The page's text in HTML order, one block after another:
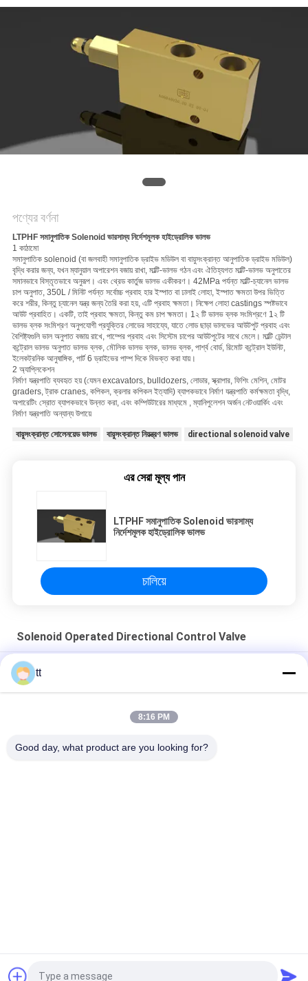
সাইট
পণ্যের বর্ণনা
LTPHF সমানুপাতিক Solenoid ভারসাম্য নির্দেশমূলক হাইড্রোলিক ভালভ
1 কাঠামো
সমানুপাতিক solenoid (বা জলবাহী সমানুপাতিক ড্রাইভ মডিউল বা বায়ুসংক্রান্ত আনুপাতিক ড্রাইভ মডিউল)
বৃদ্ধি করার জন্য, যখন ম্যানুয়াল অপারেশন বজায় রাখা, মাল্টি-ভালভ গঠন এবং ঐতিহ্যগত মাল্টি-ভালভ অনুপাতের
সমানভাবে বিস্তৃতভাবে অনুরূপ। এবং থ্রেড কার্তুজ ভালভ একীকরণ। 42MPa পর্যন্ত মাল্টি-চ্যানেল ভালভ
চাপ অনুপাত, 350L / মিনিট পর্যন্ত সর্বোচ্চ প্রবাহ হার ইস্পাত বা ঢালাই লোহা, ইস্পাত ক্ষমতা উপর ভিত্তি
করে শরীর, কিন্তু চ্যানেল যন্ত্র জন্য তৈরি করা হয়, এটি প্রবাহ ক্ষমতা। নিক্ষেপ লোহা castings স্পষ্টভাবে
আউট প্রবাহিত। একটি, তাই প্রবাহ ক্ষমতা, কিন্তু কম চাপ ক্ষমতা। 1২ টি ভালভ ব্লক সংমিশ্রণে 1২ টি
ভালভ ব্লক সংমিশ্রণ অনুপযোগী প্রযুক্তির লোডের সাহায্যে, যাতে লোড ছাড়া ভালভের আউটপুট প্রবাহ এবং
বৈশিষ্ট্যগুলি ভাল অনুপাত বজায় রাখে, পাম্পের প্রবাহ এবং সিস্টেম চাপের আউটপুটের সাথে মেলে। মাল্টি ডেন্টাল
কন্ট্রোল ভালভ অনুপাত ভালভ ব্লক, মৌলিক ভালভ ব্লক, ভালভ ব্লক, পার্শ্ব বোর্ড, রিমোট কন্ট্রোল ইউনিট,
ইলেকট্রনিক আনুষাঙ্গিক, পার্ট 6 ড্রাইভের পাম্প দিকে বিভক্ত করা যায়।
2 অ্যাপ্লিকেশন
নির্মাণ যন্ত্রপাতি ব্যবহৃত হয় (যেমন excavators, bulldozers, লোডার, স্ক্রাপার, ফিশিং মেশিন, মোটর
graders, ট্রাক cranes, কপিকল, ক্রলার কপিকল ইত্যাদি) ব্যাপকভাবে নির্মাণ যন্ত্রপাতি কর্মক্ষমতা বৃদ্ধি,
অপারেটিং স্রোত ব্যাপকভাবে উন্নত করা, এবং কম্পিউটারের মাধ্যমে , ম্যানিপুলেশন অর্জন নেটওয়ার্কিং এবং
নির্মাণ যন্ত্রপাতি অন্যান্য উপায়ে
বায়ুসংক্রান্ত সোলেনয়েড ভালভ বায়ুসংক্রান্ত নিয়ন্ত্রণ ভালভ directional solenoid valve
এর সেরা মূল্য পান
LTPHF সমানুপাতিক Solenoid ভারসাম্য
নির্দেশমূলক হাইড্রোলিক ভালভ
চালিয়ে
Solenoid Operated Directional Control Valve
পিএসভি হাইড্রোলিক লোড সংবেদনশীল মোটা নির্দেশক নিয়ন্ত্রণ ভালভ পিএসভি
চেক বল নিয়ন্ত্রণ শাটল বায়ু প্রবাহ নিয়ন্ত্রণ ভালভ উপজাতি-01, এসটি-02
3/2 Way Direct Acting Brass Solenoid Valve G1/8" G1/4" For
tt
8:16 PM
Good day, what product are you looking for?